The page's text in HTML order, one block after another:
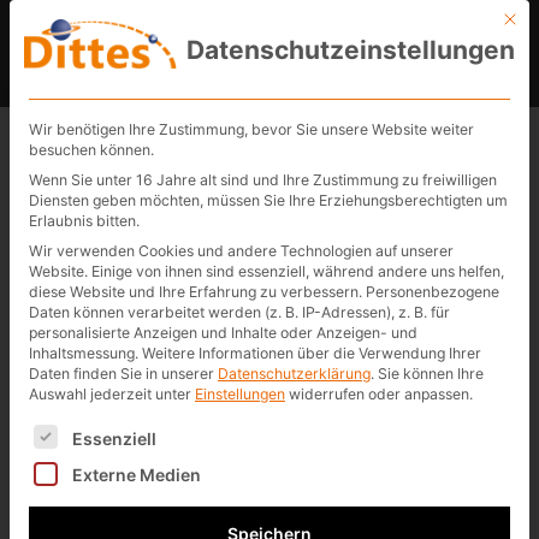
Erfolgreiches Sponsoring:
Neues Fahrzeug für das
Wohnstift und Pflegeheim
Birkenfeld.
Mit
Datenschutzeinstellungen
Wir benötigen Ihre Zustimmung, bevor Sie unsere Website weiter
besuchen können.
Wenn Sie unter 16 Jahre alt sind und Ihre Zustimmung zu freiwilligen
Diensten geben möchten, müssen Sie Ihre Erziehungsberechtigten um
Erlaubnis bitten.
Wir verwenden Cookies und andere Technologien auf unserer
Website. Einige von ihnen sind essenziell, während andere uns helfen,
diese Website und Ihre Erfahrung zu verbessern. Personenbezogene
Daten können verarbeitet werden (z. B. IP-Adressen), z. B. für
personalisierte Anzeigen und Inhalte oder Anzeigen- und
Inhaltsmessung. Weitere Informationen über die Verwendung Ihrer
Daten finden Sie in unserer Datenschutzerklärung. Sie können Ihre
Auswahl jederzeit unter Einstellungen widerrufen oder anpassen.
Es folgt eine Liste der Service-Gruppen, für die eine
Essenziell
Externe Medien
Speichern